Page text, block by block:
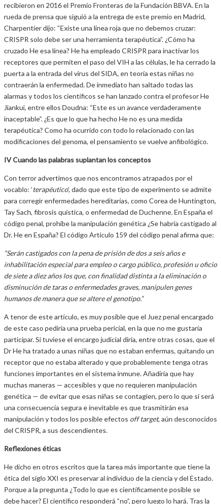
recibieron en 2016 el Premio Fronteras de la Fundación BBVA. En la
rueda de prensa que siguió a la entrega de este premio en Madrid,
Charpentier dijo: “Existe una línea roja que no debemos cruzar:
CRISPR solo debe ser una herramienta terapéutica”. ¿Cómo ha
cruzado He esa línea? He ha empleado CRISPR para inactivar los
receptores que permiten el paso del VIH a las células, le ha cerrado la
puerta a la entrada del virus del SIDA, en teoría estas niñas no
contraerán la enfermedad. De inmediato han saltado todas las
alarmas y todos los científicos se han lanzado contra el profesor He
Jiankui, entre ellos Doudna: “Este es un avance verdaderamente
inaceptable”. ¿Es que lo que ha hecho He no es una medida
terapéutica? Como ha ocurrido con todo lo relacionado con las
modificaciones del genoma, el pensamiento se vuelve anfibológico.
IV Cuando las palabras suplantan los conceptos
Con terror advertimos que nos encontramos atrapados por el
vocablo: ‘terapéutico’, dado que este tipo de experimento se admite
para corregir enfermedades hereditarias, como Corea de Huntington,
Tay Sach, fibrosis quística, o enfermedad de Duchenne. En España el
código penal, prohíbe la manipulación genética ¿Se habría castigado al
Dr. He en España? El código Artículo 159 del código penal afirma que:
“Serán castigados con la pena de prisión de dos a seis años e
inhabilitación especial para empleo o cargo público, profesión u oficio
de siete a diez años los que, con finalidad distinta a la eliminación o
disminución de taras o enfermedades graves, manipulen genes
humanos de manera que se altere el genotipo.”
A tenor de este artículo, es muy posible que el Juez penal encargado
de este caso pediría una prueba pericial, en la que no me gustaría
participar. Si tuviese el encargo judicial diría, entre otras cosas, que el
Dr He ha tratado a unas niñas que no estaban enfermas, quitando un
receptor que no estaba alterado y que probablemente tenga otras
funciones importantes en el sistema inmune. Añadiría que hay
muchas maneras — accesibles y que no requieren manipulación
genética — de evitar que esas niñas se contagien, pero lo que sí será
una consecuencia segura e inevitable es que trasmitirán esa
manipulación y todos los posible efectos off target, aún desconocidos
del CRISPR, a sus descendientes.
Reflexiones éticas
He dicho en otros escritos que la tarea más importante que tiene la
ética del siglo XXI es preservar al individuo de la ciencia y del Estado.
Porque a la pregunta ¿Todo lo que es científicamente posible se
debe hacer? El científico responderá “no”, pero luego lo hará. Tras la